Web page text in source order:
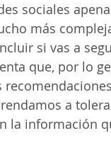
sociales
más
si vas a
que, por lo
a
la información